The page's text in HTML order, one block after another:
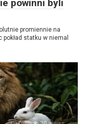
powinni byli
promiennie na
statku w niemal